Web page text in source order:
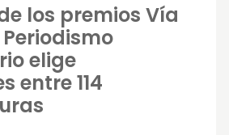
los premios Vía
elige
entre 114